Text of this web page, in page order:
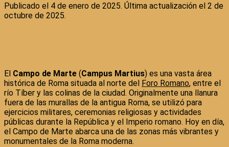
Publicado el 4 de enero de 2025. Última actualización el 2 de
octubre de 2025.
El Campo de Marte (Campus Martius) es una vasta área
histórica de Roma situada al norte del Foro Romano, entre el
río Tíber y las colinas de la ciudad. Originalmente una llanura
fuera de las murallas de la antigua Roma, se utilizó para
ejercicios militares, ceremonias religiosas y actividades
públicas durante la República y el Imperio romano. Hoy en día,
el Campo de Marte abarca una de las zonas más vibrantes y
monumentales de la Roma moderna.